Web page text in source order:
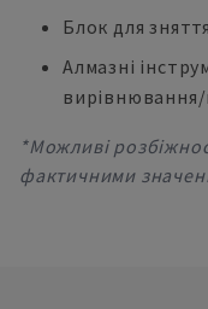
Блок для
Алмазні
*Можливі
фактичними